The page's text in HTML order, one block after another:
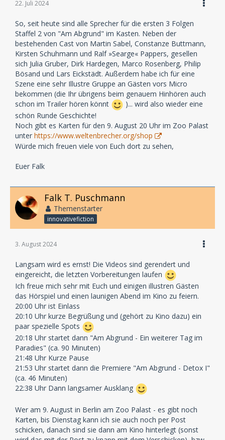
22. Juli 2024
So, seit heute sind alle Sprecher für die ersten 3 Folgen
Staffel 2 von "Am Abgrund" im Kasten. Neben der
bestehenden Cast von Martin Sabel, Constanze Buttmann,
Kirsten Schuhmann und Ralf »Searge« Pappers, gesellen
sich Julia Gruber, Dirk Hardegen, Marco Rosenberg, Philip
Bösand und Lars Eickstädt. Außerdem habe ich für eine
Szene eine sehr Illustre Gruppe an Gästen vors Micro
bekommen (die Ihr übrigens beim genauem Hinhören auch
schon im Trailer hören könnt
)... wird also wieder eine
schön Runde Geschichte!
Noch gibt es Karten für den 9. August 20 Uhr im Zoo Palast
unter https://www.weltenbrecher.org/shop
Würde mich freuen viele von Euch dort zu sehen,
Euer Falk
Falk T. Puschmann
Themenstarter
innovativefiction
3. August 2024
Langsam wird es ernst! Die Videos sind gerendert und
eingereicht, die letzten Vorbereitungen laufen
Ich freue mich sehr mit Euch und einigen illustren Gästen
das Hörspiel und einen launigen Abend im Kino zu feiern.
20:00 Uhr ist Einlass
20:10 Uhr kurze Begrüßung und (gehört zu Kino dazu) ein
paar spezielle Spots
20:18 Uhr startet dann "Am Abgrund - Ein weiterer Tag im
Paradies" (ca. 90 Minuten)
21:48 Uhr Kurze Pause
21:53 Uhr startet dann die Premiere "Am Abgrund - Detox I"
(ca. 46 Minuten)
22:38 Uhr Dann langsamer Ausklang
Wer am 9. August in Berlin am Zoo Palast - es gibt noch
Karten, bis Dienstag kann ich sie auch noch per Post
schicken, danach sind sie dann am Kino hinterlegt (sonst